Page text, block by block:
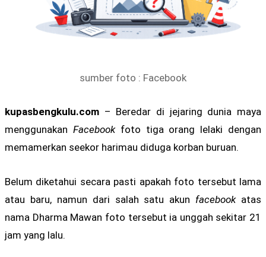
sumber foto : Facebook
kupasbengkulu.com – Beredar di jejaring dunia maya
menggunakan Facebookfoto tiga orang lelaki dengan
memamerkan seekor harimau diduga korban buruan.
Belum diketahui secara pasti apakah foto tersebut lama
atau baru, namun dari salah satu akun facebookatas
nama Dharma Mawan foto tersebut ia unggah sekitar 21
jam yang lalu.